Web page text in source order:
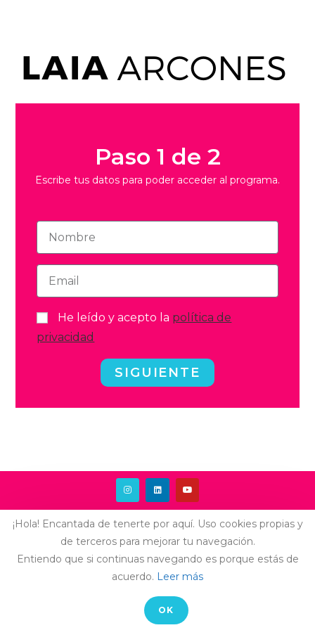
Paso 1 de 2
Escribe tus datos para poder acceder al programa.
He leído y acepto la política de
privacidad
SIGUIENTE
© COPYRIGHT LAIA ARCONES
¡Hola! Encantada de tenerte por aquí. Uso cookies propias y
de terceros para mejorar tu navegación.
Entiendo que si continuas navegando es porque estás de
acuerdo. Leer más
OK